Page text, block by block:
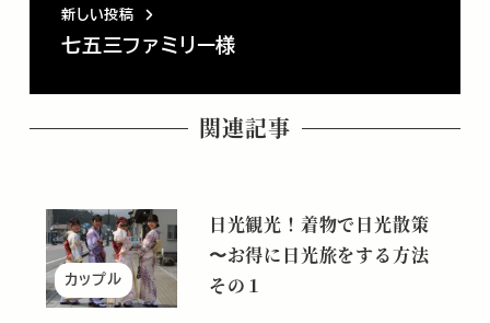
新しい投稿
七五三ファミリー様
関連記事
カップル
日光観光！着物で日光散策
〜お得に日光旅をする方法
その１